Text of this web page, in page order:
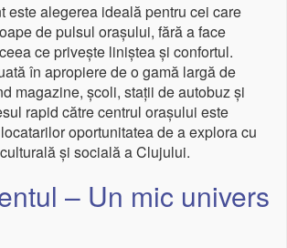
este alegerea ideală pentru cei care
de pulsul orașului, fără a face
ce privește liniștea și confortul.
în apropiere de o gamă largă de
magazine, școli, stații de autobuz și
rapid către centrul orașului este
oportunitatea de a explora cu
și socială a Clujului.
– Un mic univers